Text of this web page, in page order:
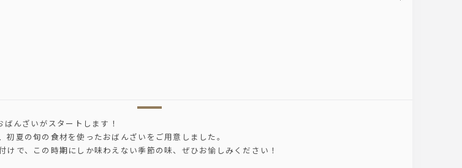
んざいがスタートします！
初夏の旬の食材を使ったおばんざいをご用意しました。
けで、この時期にしか味わえない季節の味、ぜひお愉しみください！